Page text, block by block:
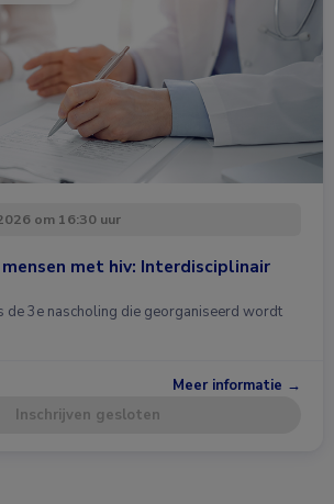
om 16:30 uur
met hiv: Interdisciplinair
de 3e nascholing die georganiseerd wordt
Meer informatie →
Inschrijven gesloten